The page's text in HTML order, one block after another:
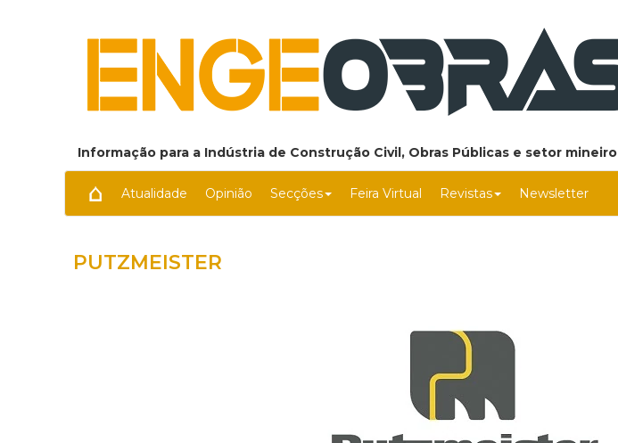
Informação para a Indústria de Construção Civil, Obras Públicas e setor mineiro
Atualidade Opinião Secções Feira Virtual Revistas Newsletter
PUTZMEISTER